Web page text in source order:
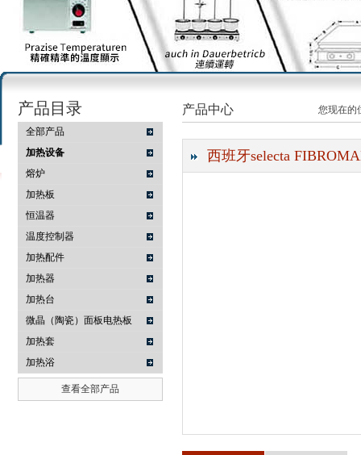
武汉提沃克科技有限公司
产品目录
全部产品
加热设备
熔炉
加热板
恒温器
温度控制器
加热配件
加热器
加热台
微晶（陶瓷）面板电热板
加热套
加热浴
查看全部产品
产品中心 您现在的
西班牙selecta